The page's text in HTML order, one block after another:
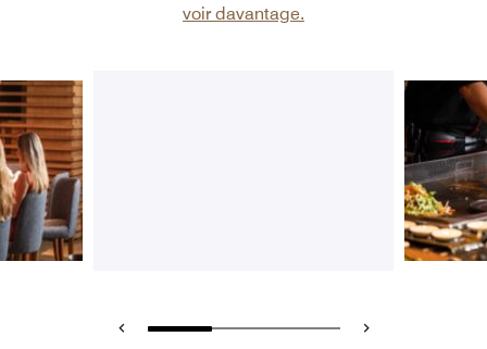
voir davantage.